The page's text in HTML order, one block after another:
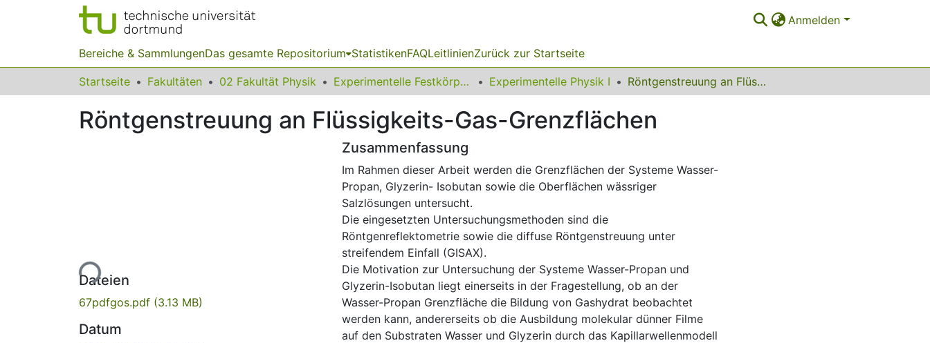
Anmelden
Bereiche & SammlungenDas gesamte Repositorium StatistikenFAQLeitlinienZurück zur Startseite
Startseite Fakultäten 02 Fakultät Physik Experimentelle Festkörperphysik Experimentelle Physik I Röntgenstreuung an Flüssigkeits-Gas-Grenzflächen
Röntgenstreuung an Flüssigkeits-Gas-Grenzflächen
Lade...
Dateien
67pdfgos.pdf (3.13 MB)
Datum
Zusammenfassung
Im Rahmen dieser Arbeit werden die Grenzflächen der Systeme Wasser-
Propan, Glyzerin- Isobutan sowie die Oberflächen wässriger
Salzlösungen untersucht.
Die eingesetzten Untersuchungsmethoden sind die
Röntgenreflektometrie sowie die diffuse Röntgenstreuung unter
streifendem Einfall (GISAX).
Die Motivation zur Untersuchung der Systeme Wasser-Propan und
Glyzerin-Isobutan liegt einerseits in der Fragestellung, ob an der
Wasser-Propan Grenzfläche die Bildung von Gashydrat beobachtet
werden kann, andererseits ob die Ausbildung molekular dünner Filme
auf den Substraten Wasser und Glyzerin durch das Kapillarwellenmodell